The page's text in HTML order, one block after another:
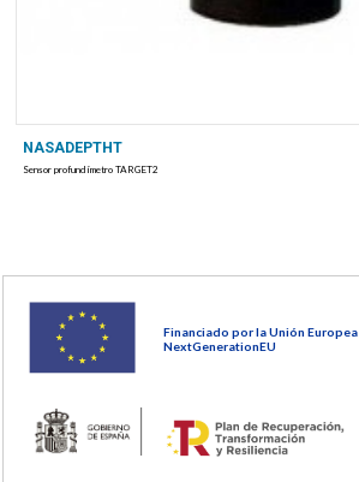
NASADEPTHT
Sensor profundímetro TARGET2
Financiado por la Unión Europea
NextGenerationEU